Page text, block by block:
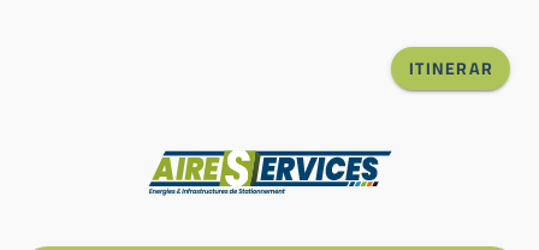
ITINERAR
Producător